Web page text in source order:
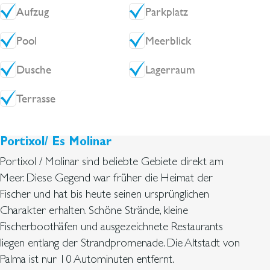
direkt am Wasser – nur wenige Minuten vom
lebendigen Stadtzentrum Palmas entfernt.
Aufzug Parkplatz
Pool Meerblick
Dusche Lagerraum
Terrasse
Portixol/ Es Molinar
Portixol / Molinar sind beliebte Gebiete direkt am
Meer. Diese Gegend war früher die Heimat der
Fischer und hat bis heute seinen ursprünglichen
Charakter erhalten. Schöne Strände, kleine
Fischerboothäfen und ausgezeichnete Restaurants
liegen entlang der Strandpromenade. Die Altstadt von
Palma ist nur 10 Autominuten entfernt.